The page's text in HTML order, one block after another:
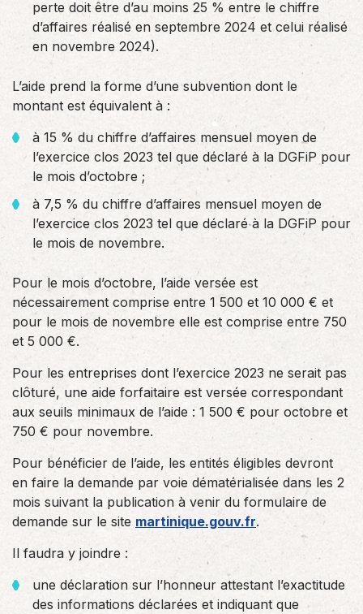
perte doit être d’au moins 25 % entre le chiffre
d’affaires réalisé en septembre 2024 et celui réalisé
en novembre 2024).
L’aide prend la forme d’une subvention dont le
montant est équivalent à :
à 15 % du chiffre d’affaires mensuel moyen de
l’exercice clos 2023 tel que déclaré à la DGFiP pour
le mois d’octobre ;
à 7,5 % du chiffre d’affaires mensuel moyen de
l’exercice clos 2023 tel que déclaré à la DGFiP pour
le mois de novembre.
Pour le mois d’octobre, l’aide versée est
nécessairement comprise entre 1 500 et 10 000 € et
pour le mois de novembre elle est comprise entre 750
et 5 000 €.
Pour les entreprises dont l’exercice 2023 ne serait pas
clôturé, une aide forfaitaire est versée correspondant
aux seuils minimaux de l’aide : 1 500 € pour octobre et
750 € pour novembre.
Pour bénéficier de l’aide, les entités éligibles devront
en faire la demande par voie dématérialisée dans les 2
mois suivant la publication à venir du formulaire de
demande sur le site martinique.gouv.fr.
Il faudra y joindre :
une déclaration sur l’honneur attestant l’exactitude
des informations déclarées et indiquant que